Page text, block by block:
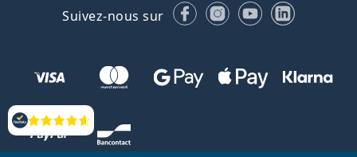
Évaluation
Suivez-nous sur FacebookInstagram
YouTubeLinkedIn